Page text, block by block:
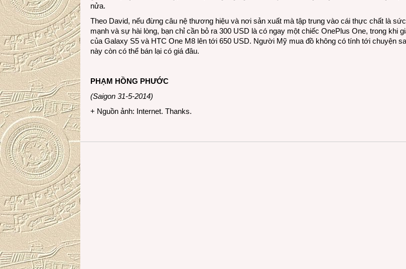
nửa.
Theo David, nếu đừng câu nệ thương hiệu và nơi sản xuất mà tập trung vào cái thực chất là sức
mạnh và sự hài lòng, bạn chỉ cần bỏ ra 300 USD là có ngay một chiếc OnePlus One, trong khi
của Galaxy S5 và HTC One M8 lên tới 650 USD. Người Mỹ mua đồ không có tính tới chuyện
này còn có thể bán lại có giá đâu.
PHẠM HỒNG PHƯỚC
(Saigon 31-5-2014)
+ Nguồn ảnh: Internet. Thanks.